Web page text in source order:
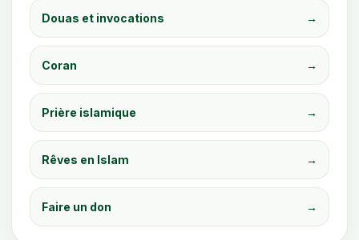
Douas et invocations →
Coran →
Prière islamique →
Rêves en Islam →
Faire un don →